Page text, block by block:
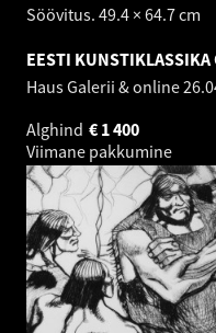
Söövitus. 49.4 × 64.7 cm
EESTI
Haus Galerii & online
Alghind
1 400
€
Viimane pakkumine